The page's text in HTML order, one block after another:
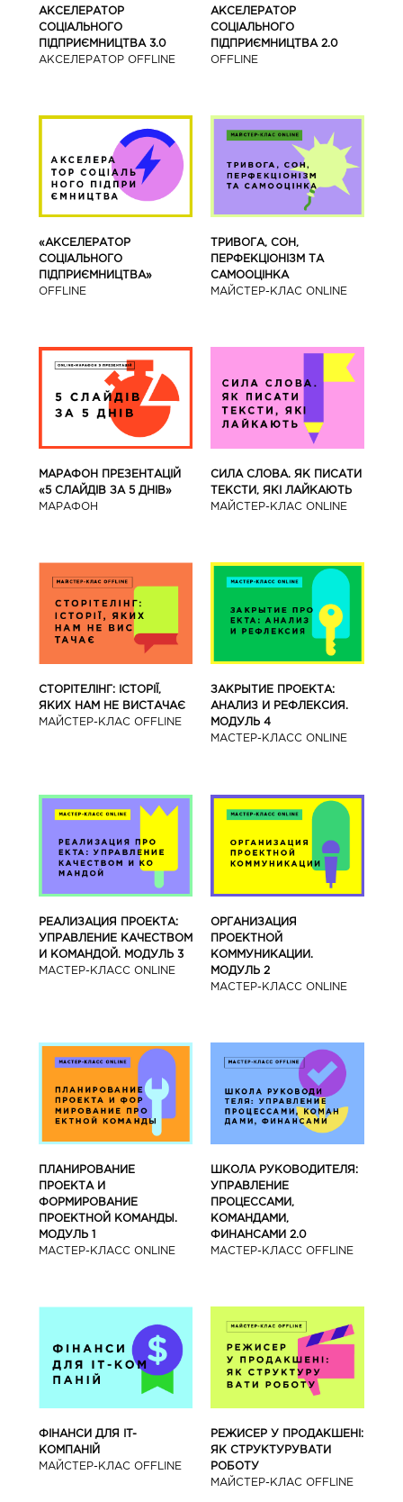
АКСЕЛЕРАТОР
СОЦІАЛЬНОГО
ПІДПРИЄМНИЦТВА 3.0
АКСЕЛЕРАТОР OFFLINE
АКСЕЛЕРАТОР
СОЦІАЛЬНОГО
ПІДПРИЄМНИЦТВА 2.0
OFFLINE
«АКСЕЛЕРАТОР
СОЦІАЛЬНОГО
ПІДПРИЄМНИЦТВА»
OFFLINE
ТРИВОГА, СОН,
ПЕРФЕКЦІОНІЗМ ТА
САМООЦІНКА
МАЙСТЕР-КЛАС ONLINE
МАРАФОН ПРЕЗЕНТАЦІЙ
«5 СЛАЙДІВ ЗА 5 ДНІВ»
МАРАФОН
СИЛА СЛОВА. ЯК ПИСАТИ
ТЕКСТИ, ЯКІ ЛАЙКАЮТЬ
МАЙСТЕР-КЛАС ONLINE
СТОРІТЕЛІНГ: ІСТОРІЇ,
ЯКИХ НАМ НЕ ВИСТАЧАЄ
МАЙСТЕР-КЛАС OFFLINE
ЗАКРЫТИЕ ПРОЕКТА:
АНАЛИЗ И РЕФЛЕКСИЯ.
МОДУЛЬ 4
МАСТЕР-КЛАСС ONLINE
РЕАЛИЗАЦИЯ ПРОЕКТА:
УПРАВЛЕНИЕ КАЧЕСТВОМ
И КОМАНДОЙ. МОДУЛЬ 3
МАСТЕР-КЛАСС ONLINE
ОРГАНИЗАЦИЯ
ПРОЕКТНОЙ
КОММУНИКАЦИИ.
МОДУЛЬ 2
МАСТЕР-КЛАСС ONLINE
ПЛАНИРОВАНИЕ
ПРОЕКТА И
ФОРМИРОВАНИЕ
ПРОЕКТНОЙ КОМАНДЫ.
МОДУЛЬ 1
МАСТЕР-КЛАСС ONLINE
ШКОЛА РУКОВОДИТЕЛЯ:
УПРАВЛЕНИЕ
ПРОЦЕССАМИ,
КОМАНДАМИ,
ФИНАНСАМИ 2.0
МАСТЕР-КЛАСС OFFLINE
ФІНАНСИ ДЛЯ IT-
КОМПАНІЙ
МАЙСТЕР-КЛАС OFFLINE
РЕЖИСЕР У ПРОДАКШЕНІ:
ЯК СТРУКТУРУВАТИ
РОБОТУ
МАЙСТЕР-КЛАС OFFLINE